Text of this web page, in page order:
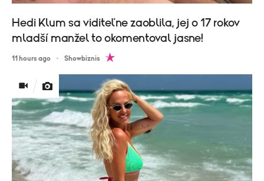
Hedi Klum sa viditeľne zaoblila, jej o 17 rokov
mladší manžel to okomentoval jasne!
11 hours ago Showbiznis